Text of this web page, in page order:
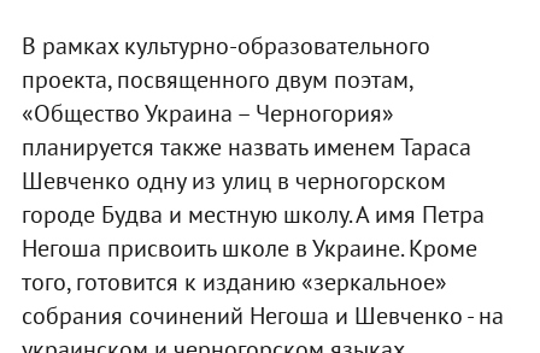
В рамках культурно-образовательного
проекта, посвященного двум поэтам,
«Общество Украина – Черногория»
планируется также назвать именем Тараса
Шевченко одну из улиц в черногорском
городе Будва и местную школу. А имя Петра
Негоша присвоить школе в Украине. Кроме
того, готовится к изданию «зеркальное»
собрания сочинений Негоша и Шевченко - на